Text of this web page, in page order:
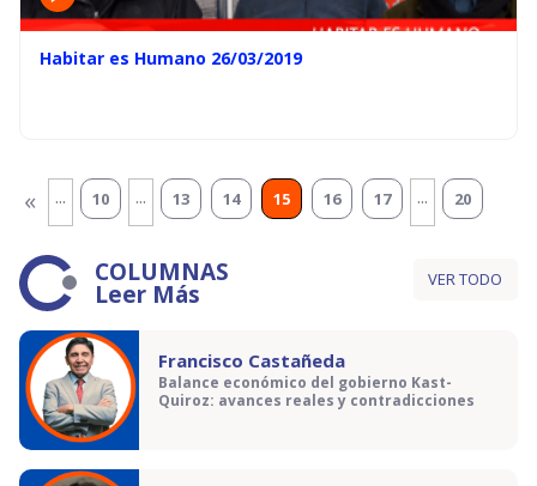
Habitar es Humano 26/03/2019
« ... 10 ... 13 14 15 16 17 ... 20
COLUMNAS
Leer Más VER TODO
Francisco Castañeda
Balance económico del gobierno Kast-
Quiroz: avances reales y contradicciones